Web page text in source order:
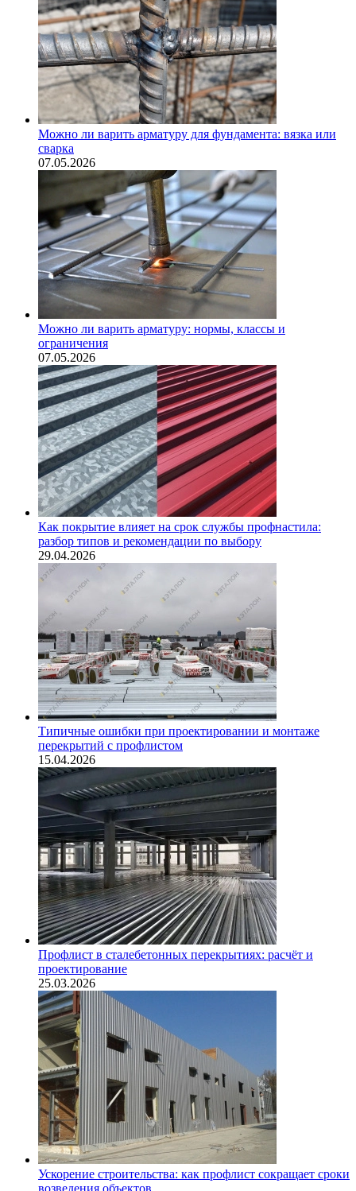
Можно ли варить арматуру для фундамента: вязка или
сварка
07.05.2026
Можно ли варить арматуру: нормы, классы и
ограничения
07.05.2026
Как покрытие влияет на срок службы профнастила:
разбор типов и рекомендации по выбору
29.04.2026
Типичные ошибки при проектировании и монтаже
перекрытий с профлистом
15.04.2026
Профлист в сталебетонных перекрытиях: расчёт и
проектирование
25.03.2026
Ускорение строительства: как профлист сокращает сроки
возведения объектов